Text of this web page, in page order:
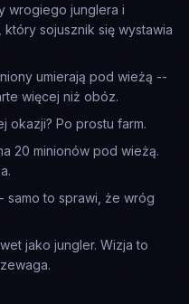
wrogiego junglera i
sojusznik się wystawia
umierają pod wieżą --
więcej niż obóz.
okazji? Po prostu farm.
20 minionów pod wieżą.
samo to sprawi, że wróg
jako jungler. Wizja to